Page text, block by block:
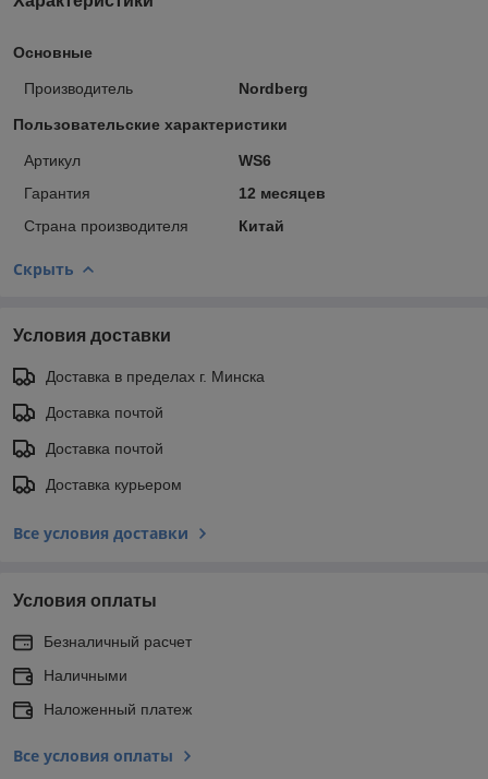
Основные
Производитель Nordberg
Пользовательские характеристики
Артикул
WS6
Гарантия
12 месяцев
Страна производителя
Китай
Скрыть
Условия доставки
Доставка в пределах г. Минска
Доставка почтой
Доставка почтой
Доставка курьером
Все условия доставки
Условия оплаты
Безналичный расчет
Наличными
Наложенный платеж
Все условия оплаты